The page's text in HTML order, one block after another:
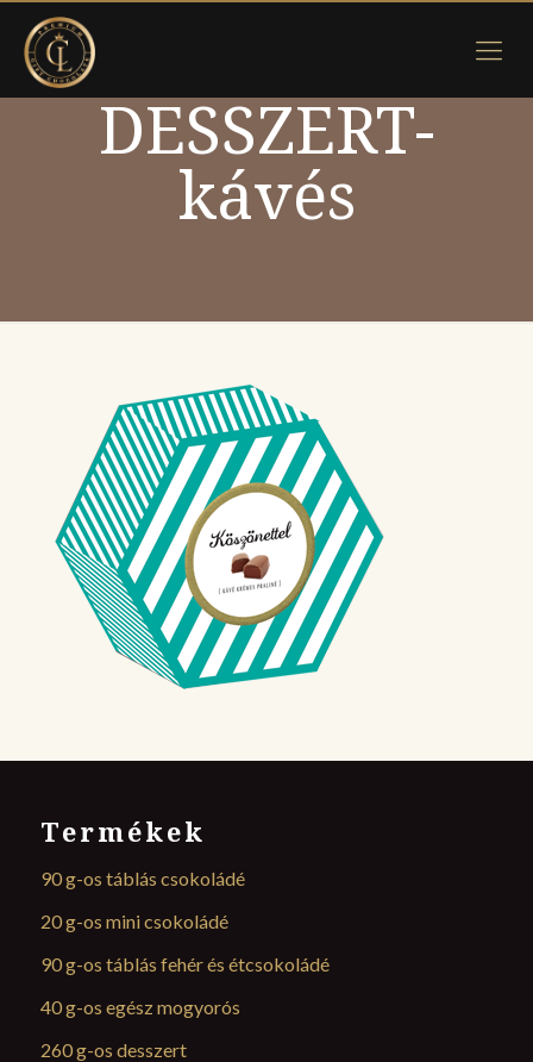
DESSZERT-
kávés
Termékek
90 g-os táblás csokoládé
20 g-os mini csokoládé
90 g-os táblás fehér és étcsokoládé
40 g-os egész mogyorós
260 g-os desszert